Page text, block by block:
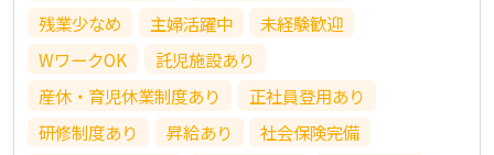
残業少なめ
主婦活躍中
未経験歓迎
WワークOK
託児施設あり
産休・育児休業制度あり
正社員登用あり
研修制度あり
昇給あり
社会保険完備